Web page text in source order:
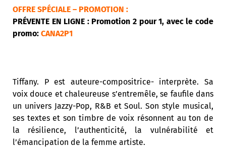
OFFRE SPÉCIALE – PROMOTION :
PRÉVENTE EN LIGNE : Promotion 2 pour 1, avec le code
promo: CANA2P1
Tiffany. P est auteure-compositrice- interprète. Sa
voix douce et chaleureuse s’entremêle, se faufile dans
un univers Jazzy-Pop, R&B et Soul. Son style musical,
ses textes et son timbre de voix résonnent au ton de
la résilience, l’authenticité, la vulnérabilité et
l’émancipation de la femme artiste.